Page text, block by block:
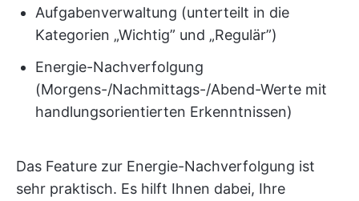
Aufgabenverwaltung (unterteilt in die
Kategorien „Wichtig” und „Regulär”)
Energie-Nachverfolgung
(Morgens-/Nachmittags-/Abend-Werte mit
handlungsorientierten Erkenntnissen)
Das Feature zur Energie-Nachverfolgung ist
sehr praktisch. Es hilft Ihnen dabei, Ihre